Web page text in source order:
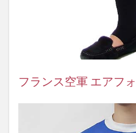
フランス空軍 エアフ